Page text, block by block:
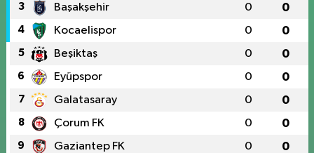
3 Başakşehir 0 0
4 Kocaelispor 0 0
5 Beşiktaş 0 0
6 Eyüpspor 0 0
7 Galatasaray 0 0
8 Çorum FK 0 0
9 Gaziantep FK 0 0